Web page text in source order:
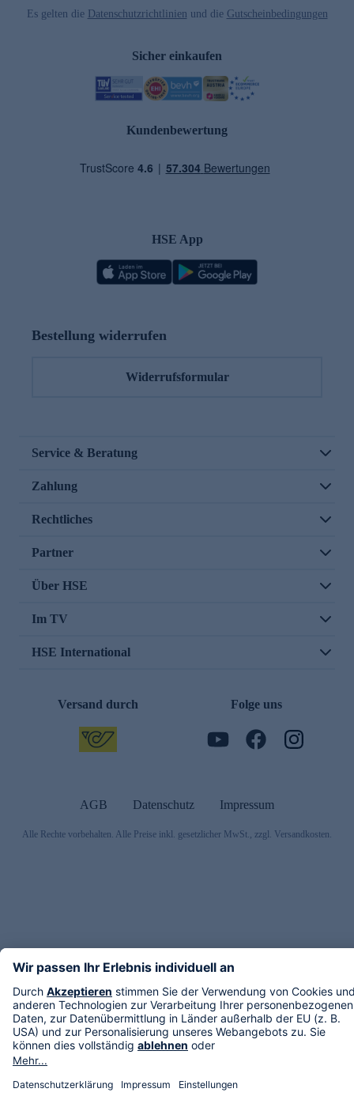
Es gelten die Datenschutzrichtlinien und die Gutscheinbedingungen
Sicher einkaufen
Kundenbewertung
HSE App
Bestellung widerrufen
Widerrufsformular
Service & Beratung
Zahlung
Rechtliches
Partner
Über HSE
Im TV
HSE International
Versand durch Folge uns
AGB Datenschutz Impressum
Alle Rechte vorbehalten. Alle Preise inkl. gesetzlicher MwSt., zzgl. Versandkosten.